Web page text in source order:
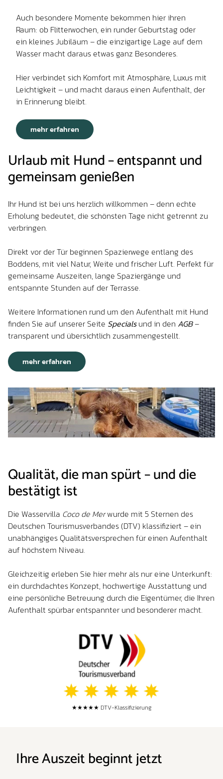
Auch besondere Momente bekommen hier ihren
Raum: ob Flitterwochen, ein runder Geburtstag oder
ein kleines Jubiläum – die einzigartige Lage auf dem
Wasser macht daraus etwas ganz Besonderes.
Hier verbindet sich Komfort mit Atmosphäre, Luxus mit
Leichtigkeit – und macht daraus einen Aufenthalt, der
in Erinnerung bleibt.
mehr erfahren
Urlaub mit Hund – entspannt und
gemeinsam genießen
Ihr Hund ist bei uns herzlich willkommen – denn echte
Erholung bedeutet, die schönsten Tage nicht getrennt zu
verbringen.
Direkt vor der Tür beginnen Spazierwege entlang des
Boddens, mit viel Natur, Weite und frischer Luft. Perfekt für
gemeinsame Auszeiten, lange Spaziergänge und
entspannte Stunden auf der Terrasse.
Weitere Informationen rund um den Aufenthalt mit Hund
finden Sie auf unserer Seite Specialsund in den AGB–
transparent und übersichtlich zusammengestellt.
mehr erfahren
Qualität, die man spürt – und die
bestätigt ist
Die Wasservilla Coco de Merwurde mit 5 Sternen des
Deutschen Tourismusverbandes (DTV) klassifiziert – ein
unabhängiges Qualitätsversprechen für einen Aufenthalt
auf höchstem Niveau.
Gleichzeitig erleben Sie hier mehr als nur eine Unterkunft:
ein durchdachtes Konzept, hochwertige Ausstattung und
eine persönliche Betreuung durch die Eigentümer, die Ihren
Aufenthalt spürbar entspannter und besonderer macht.
★★★★★ DTV-Klassifizierung
Ihre Auszeit beginnt jetzt